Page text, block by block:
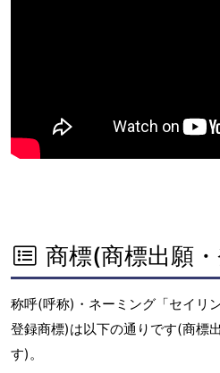
商標(商標出願
称呼(呼称)・ネーミング「セイリ
登録商標)は以下の通りです(商標
す)。